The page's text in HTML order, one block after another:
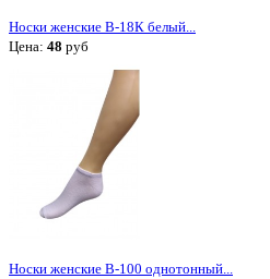
Носки женские В-18К белый...
Цена: 48 руб
Носки женские В-100 однотонный...